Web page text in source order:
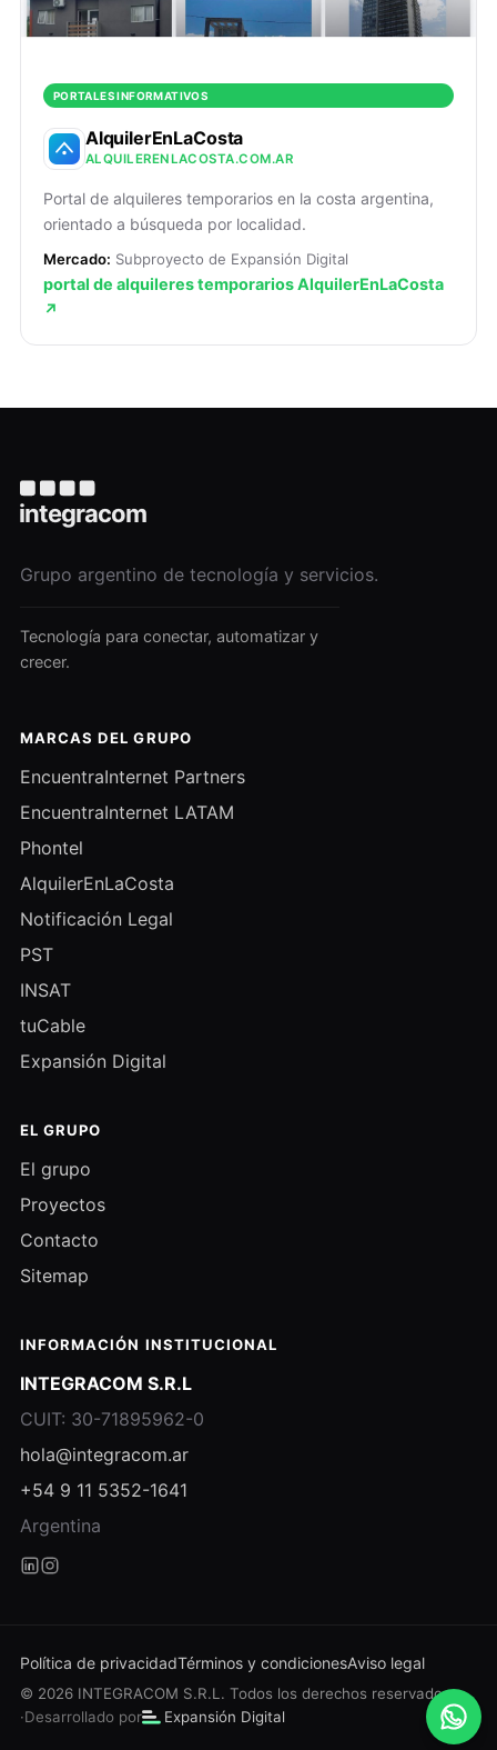
PORTALES INFORMATIVOS
AlquilerEnLaCosta
ALQUILERENLACOSTA.COM.AR
Portal de alquileres temporarios en la costa argentina,
orientado a búsqueda por localidad.
Mercado: Subproyecto de Expansión Digital
portal de alquileres temporarios AlquilerEnLaCosta
↗
Grupo argentino de tecnología y servicios.
Tecnología para conectar, automatizar y
crecer.
MARCAS DEL GRUPO
EncuentraInternet Partners
EncuentraInternet LATAM
Phontel
AlquilerEnLaCosta
Notificación Legal
PST
INSAT
tuCable
Expansión Digital
EL GRUPO
El grupo
Proyectos
Contacto
Sitemap
INFORMACIÓN INSTITUCIONAL
INTEGRACOM S.R.L
CUIT: 30-71895962-0
hola@integracom.ar
+54 9 11 5352-1641
Argentina
Política de privacidadTérminos y condicionesAviso legal
© 2026 INTEGRACOM S.R.L. Todos los derechos reservados.
·Desarrollado por Expansión Digital